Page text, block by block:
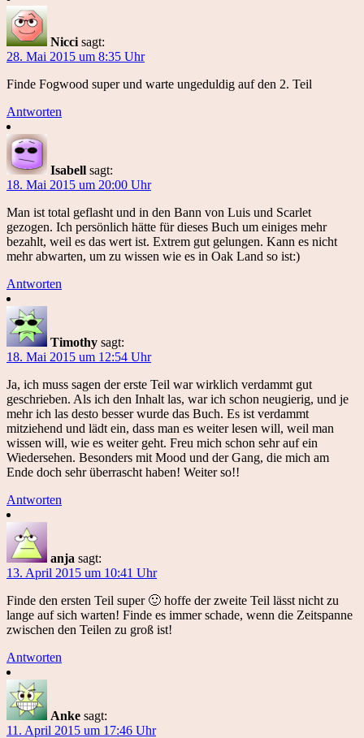
Nicci sagt:
28. Mai 2015 um 8:35 Uhr
Finde Fogwood super und warte ungeduldig auf den 2. Teil
Antworten
Isabell sagt:
18. Mai 2015 um 20:00 Uhr
Man ist total geflasht und in den Bann von Luis und Scarlet
gezogen. Ich persönlich hätte für dieses Buch um einiges mehr
bezahlt, weil es das wert ist. Extrem gut gelungen. Kann es nicht
mehr abwarten, um zu wissen wie es in Oak Land so ist:)
Antworten
Timothy sagt:
18. Mai 2015 um 12:54 Uhr
Ja, ich muss sagen der erste Teil war wirklich verdammt gut
geschrieben. Als ich den Inhalt las, war ich schon neugierig, und je
mehr ich las desto besser wurde das Buch. Es ist verdammt
mitziehend und lädt ein, dass man es weiter lesen will, weil man
wissen will, wie es weiter geht. Freu mich schon sehr auf ein
Wiedersehen. Besonders mit Mood und der Gang, die mich am
Ende doch sehr überrascht haben! Weiter so!!
Antworten
anja sagt:
13. April 2015 um 10:41 Uhr
Finde den ersten Teil super 🙂 hoffe der zweite Teil lässt nicht zu
lange auf sich warten! Finde es immer schade, wenn die Zeitspanne
zwischen den Teilen zu groß ist!
Antworten
Anke sagt:
11. April 2015 um 17:46 Uhr